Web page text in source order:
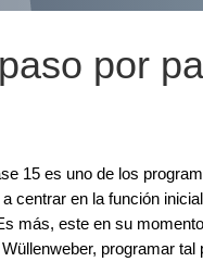
por
15 es uno de los
centrar en la función
más, este en su
programar